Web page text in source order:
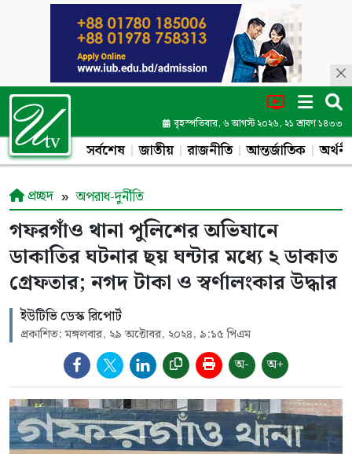
বৃহস্পতিবার, ৬ আগস্ট ২০২৬, ২১ শ্রাবণ ১৪৩৩
সর্বশেষ জাতীয় রাজনীতি আন্তর্জাতিক
প্রচ্ছদ অপরাধ-দুর্নীতি
গফরগাঁও থানা পুলিশের অভিযানে
ডাকাতির ঘটনার ছয় ঘন্টার মধ্যে ২ ডাকাত
গ্রেফতার; নগদ টাকা ও স্বর্ণালংকার উদ্ধার
ইউটিভি ডেস্ক রিপোর্ট
প্রকাশিত: মঙ্গলবার, ২৯ অক্টোবর, ২০২৪, ৯:১৫ পিএম
অ- অ+